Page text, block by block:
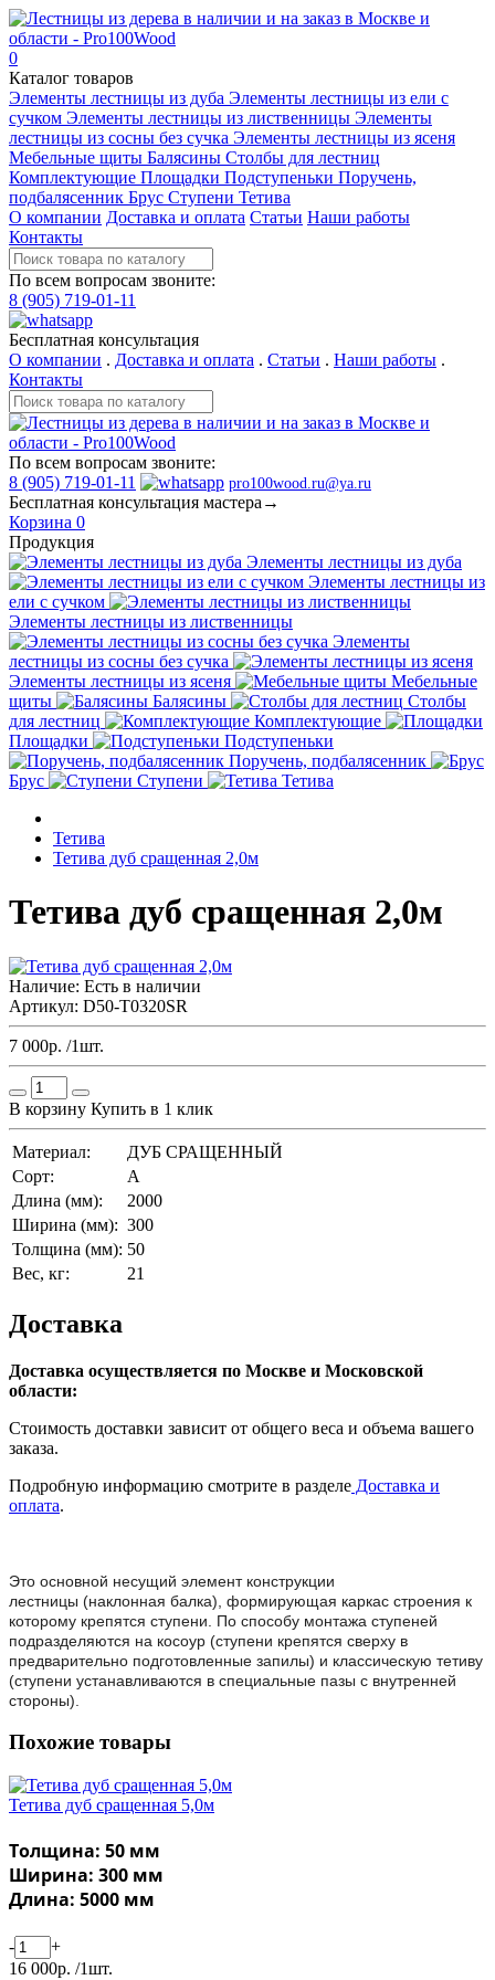
0
Каталог товаров
Элементы лестницы из дуба Элементы лестницы из ели с
сучком Элементы лестницы из лиственницы Элементы
лестницы из сосны без сучка Элементы лестницы из ясеня
Мебельные щиты Балясины Столбы для лестниц
Комплектующие Площадки Подступеньки Поручень,
подбалясенник Брус Ступени Тетива
О компании Доставка и оплата Статьи Наши работы
Контакты
По всем вопросам звоните:
8 (905) 719-01-11
Бесплатная консультация
О компании . Доставка и оплата . Статьи . Наши работы .
Контакты
По всем вопросам звоните:
8 (905) 719-01-11
pro100wood.ru@ya.ru
Бесплатная консультация мастера→
Корзина 0
Продукция
Элементы лестницы из дуба
Элементы лестницы из
ели с сучком
Элементы лестницы из лиственницы
Элементы
лестницы из сосны без сучка
Элементы лестницы из ясеня
Мебельные
щиты
Балясины
Столбы
для лестниц
Комплектующие
Площадки
Подступеньки
Поручень, подбалясенник
Брус
Ступени Тетива
Тетива
Тетива дуб сращенная 2,0м
Тетива дуб сращенная 2,0м
Наличие: Есть в наличии
Артикул: D50-T0320SR
7 000р. /1шт.
В корзину Купить в 1 клик
Материал:
ДУБ СРАЩЕННЫЙ
Сорт:
A
Длина (мм):
2000
Ширина (мм): 300
Толщина (мм): 50
Вес, кг:
21
Доставка
Доставка осуществляется по Москве и Московской
области:
Стоимость доставки зависит от общего веса и объема вашего
заказа.
Подробную информацию смотрите в разделе Доставка и
оплата.
Это основной несущий элемент конструкции
лестницы (наклонная балка), формирующая каркас строения к
которому крепятся ступени. По способу монтажа ступеней
подразделяются на косоур (ступени крепятся сверху в
предварительно подготовленные запилы) и классическую тетиву
(ступени устанавливаются в специальные пазы с внутренней
стороны).
Похожие товары
Тетива дуб сращенная 5,0м
Толщина: 50 мм
Ширина: 300 мм
Длина: 5000 мм
-
+
16 000р. /1шт.